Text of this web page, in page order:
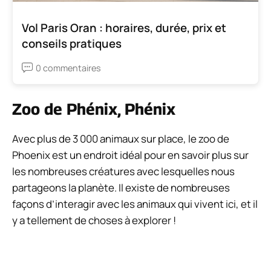
Vol Paris Oran : horaires, durée, prix et
conseils pratiques
0 commentaires
Zoo de Phénix, Phénix
Avec plus de 3 000 animaux sur place, le zoo de
Phoenix est un endroit idéal pour en savoir plus sur
les nombreuses créatures avec lesquelles nous
partageons la planète. Il existe de nombreuses
façons d’interagir avec les animaux qui vivent ici, et il
y a tellement de choses à explorer !